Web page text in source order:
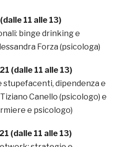
11 alle 13)
binge drinking e
Forza (psicologa)
(dalle 11 alle 13)
stupefacenti, dipendenza e
Canello (psicologo) e
e psicologo)
(dalle 11 alle 13)